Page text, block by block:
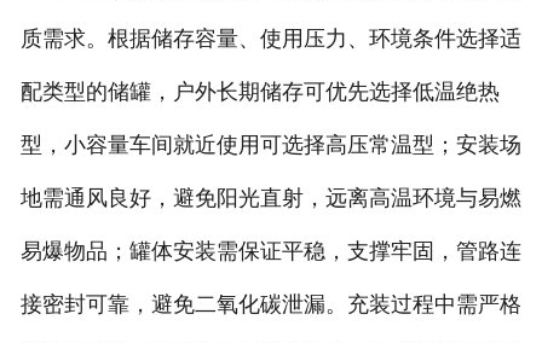
质需求。根据储存容量、使用压力、环境条件选择适
配类型的储罐，户外长期储存可优先选择低温绝热
型，小容量车间就近使用可选择高压常温型；安装场
地需通风良好，避免阳光直射，远离高温环境与易燃
易爆物品；罐体安装需保证平稳，支撑牢固，管路连
接密封可靠，避免二氧化碳泄漏。充装过程中需严格